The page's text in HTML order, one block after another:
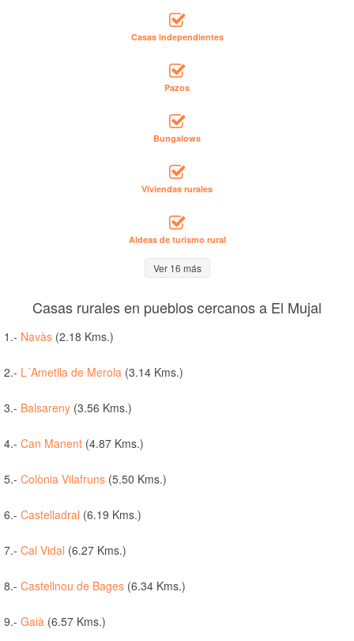
Casas independientes
Pazos
Bungalows
Viviendas rurales
Aldeas de turismo rural
Ver 16 más
Casas rurales en pueblos cercanos a El Mujal
1.- Navàs (2.18 Kms.)
2.- L´Ametlla de Merola (3.14 Kms.)
3.- Balsareny (3.56 Kms.)
4.- Can Manent (4.87 Kms.)
5.- Colònia Vilafruns (5.50 Kms.)
6.- Castelladral (6.19 Kms.)
7.- Cal Vidal (6.27 Kms.)
8.- Castellnou de Bages (6.34 Kms.)
9.- Gaià (6.57 Kms.)